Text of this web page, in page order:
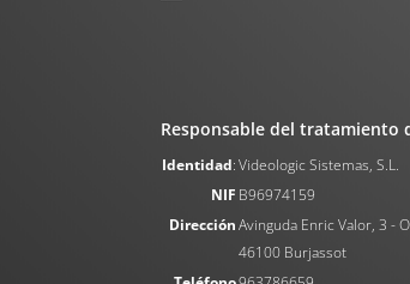
Responsable del tratamiento
Identidad: Videologic Sistemas, S.L.
NIF B96974159
Dirección Avinguda Enric Valor, 3 -
46100 Burjassot